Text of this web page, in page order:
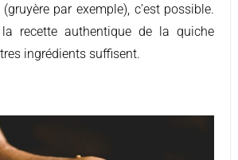
par exemple), c’est possible.
recette authentique de la quiche
ingrédients suffisent.